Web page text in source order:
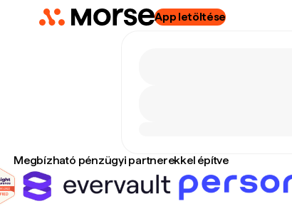
App letöltése
Megbízható pénzügyi partnerekkel építve